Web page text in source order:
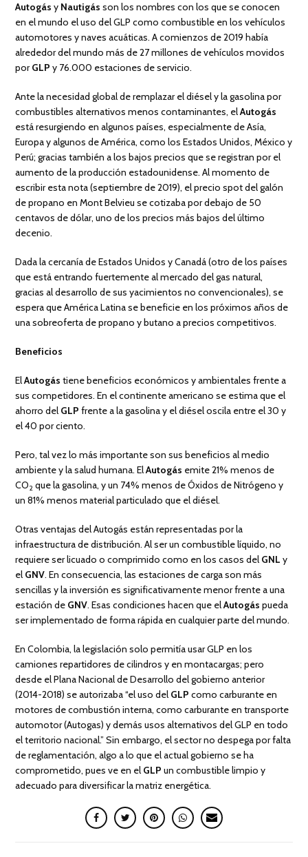
Autogás y Nautigás son los nombres con los que se conocen
en el mundo el uso del GLP como combustible en los vehículos
automotores y naves acuáticas. A comienzos de 2019 había
alrededor del mundo más de 27 millones de vehículos movidos
porGLP y 76.000 estaciones de servicio.
Ante la necesidad global de remplazar el diésel y la gasolina por
combustibles alternativos menos contaminantes, elAutogás
está resurgiendo en algunos países, especialmente de Asía,
Europa y algunos de América, como los Estados Unidos, México y
Perú; gracias también a los bajos precios que se registran por el
aumento de la producción estadounidense. Al momento de
escribir esta nota (septiembre de 2019), el precio spot del galón
de propano en Mont Belvieu se cotizaba por debajo de 50
centavos de dólar, uno de los precios más bajos del último
decenio.
Dada la cercanía de Estados Unidos y Canadá (otro de los países
que está entrando fuertemente al mercado del gas natural,
gracias al desarrollo de sus yacimientos no convencionales), se
espera que América Latina se beneficie en los próximos años de
una sobreoferta de propano y butano a precios competitivos.
Beneficios
ElAutogás tiene beneficios económicos y ambientales frente a
sus competidores. En el continente americano se estima que el
ahorro del GLP frente a la gasolina y el diésel oscila entre el 30 y
el 40 por ciento.
Pero, tal vez lo más importante son sus beneficios al medio
ambiente y la salud humana. ElAutogás emite 21% menos de
CO2 que la gasolina, y un 74% menos de Óxidos de Nitrógeno y
un 81% menos material particulado que el diésel.
Otras ventajas del Autogás están representadas por la
infraestructura de distribución. Al ser un combustible líquido, no
requiere ser licuado o comprimido como en los casos del GNL y
el GNV. En consecuencia, las estaciones de carga son más
sencillas y la inversión es significativamente menor frente a una
estación de GNV. Esas condiciones hacen que elAutogás pueda
ser implementado de forma rápida en cualquier parte del mundo.
En Colombia, la legislación solo permitía usar GLP en los
camiones repartidores de cilindros y en montacargas; pero
desde el Plana Nacional de Desarrollo del gobierno anterior
(2014-2018) se autorizaba “el uso del GLP como carburante en
motores de combustión interna, como carburante en transporte
automotor (Autogas) y demás usos alternativos del GLP en todo
el territorio nacional.” Sin embargo, el sector no despega por falta
de reglamentación, algo a lo que el actual gobierno se ha
comprometido, pues ve en el GLP un combustible limpio y
adecuado para diversificar la matriz energética.